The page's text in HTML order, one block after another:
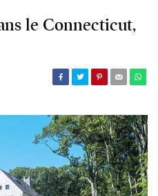
le Connecticut,